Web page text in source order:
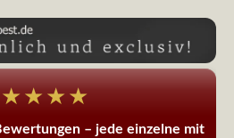
– jede einzelne mit